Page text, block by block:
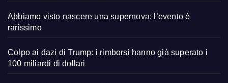
Abbiamo visto nascere una supernova: l’evento è
rarissimo
Colpo ai dazi di Trump: i rimborsi hanno già superato i
100 miliardi di dollari